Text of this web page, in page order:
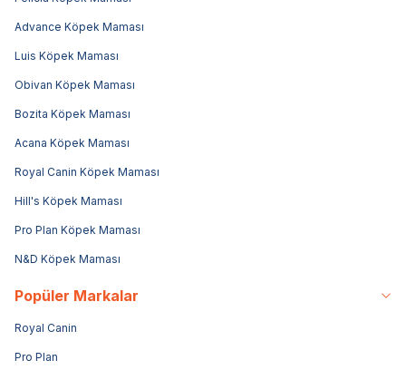
Advance Köpek Maması
Luis Köpek Maması
Obivan Köpek Maması
Bozita Köpek Maması
Acana Köpek Maması
Royal Canin Köpek Maması
Hill's Köpek Maması
Pro Plan Köpek Maması
N&D Köpek Maması
Popüler Markalar
Royal Canin
Pro Plan